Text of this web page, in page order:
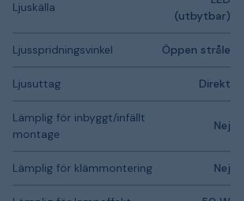
Ljuskälla
(utbytbar)
Ljusspridningsvinkel Öppen stråle
Ljusuttag Direkt
Lämplig för inbyggt/infällt
montage
Nej
Lämplig för klämmontering Nej